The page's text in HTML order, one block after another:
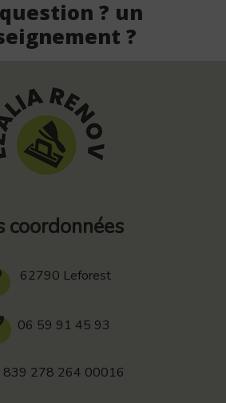
? un
?
coordonnées
62790 Leforest
06 59 91 45 93
839 278 264 00016